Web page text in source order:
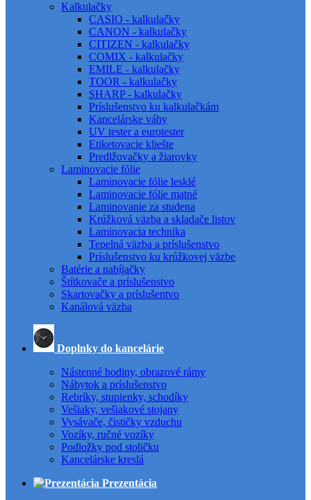
Kalkulačky
CASIO - kalkulačky
CANON - kalkulačky
CITIZEN - kalkulačky
COMIX - kalkulačky
EMILE - kalkulačky
TOOR - kalkulačky
SHARP - kalkulačky
Príslušenstvo ku kalkulačkám
Kancelárske váhy
UV tester a eurotester
Etiketovacie kliešte
Predlžovačky a žiarovky
Laminovacie fólie
Laminovacie fólie lesklé
Laminovacie fólie matné
Laminovanie za studena
Krúžková väzba a skladače listov
Laminovacia technika
Tepelná väzba a príslušenstvo
Príslušenstvo ku krúžkovej väzbe
Batérie a nabíjačky
Štítkovače a príslušenstvo
Skartovačky a príslušentvo
Kanálová väzba
Doplnky do kancelárie
Nástenné hodiny, obrazové rámy
Nábytok a príslušenstvo
Rebríky, stupienky, schodíky
Vešiaky, vešiakové stojany
Vysávače, čističky vzduchu
Vozíky, ručné vozíky
Podložky pod stoličku
Kancelárske kreslá
Prezentácia